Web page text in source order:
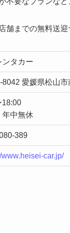
舗までの無料送
ンタカー
8042 愛媛県松山
18:00
年中無休
389
www.heisei-car.jp/